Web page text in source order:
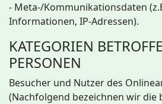
- Meta-/Kommunikationsdaten
Informationen, IP-Adressen).
KATEGORIEN
PERSONEN
Besucher und Nutzer des
(Nachfolgend bezeichnen wir die